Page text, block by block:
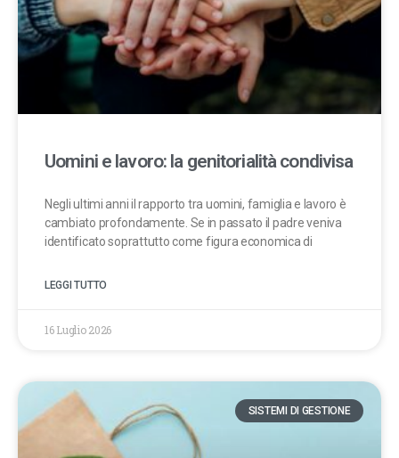
Uomini e lavoro: la genitorialità condivisa
Negli ultimi anni il rapporto tra uomini, famiglia e lavoro è
cambiato profondamente. Se in passato il padre veniva
identificato soprattutto come figura economica di
LEGGI TUTTO
16 Luglio 2026
SISTEMI DI GESTIONE